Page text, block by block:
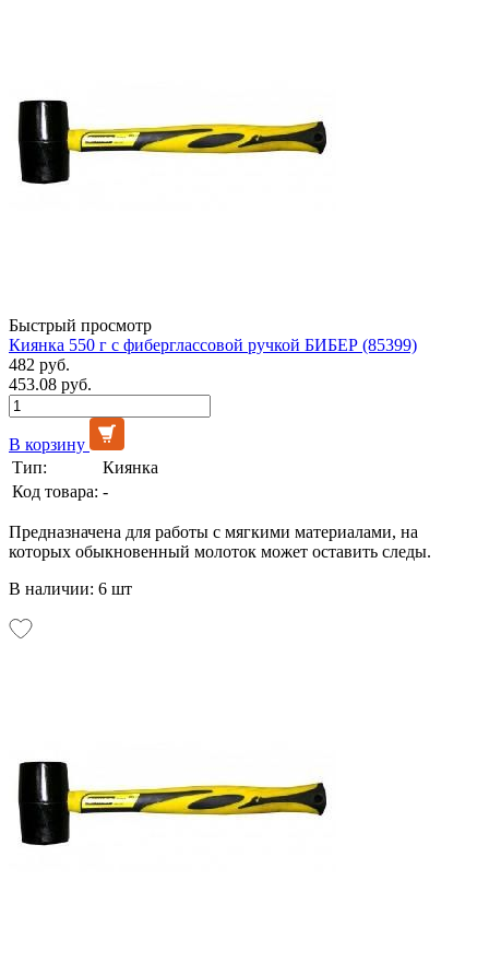
Быстрый просмотр
Киянка 550 г с фиберглассовой ручкой БИБЕР (85399)
482 руб.
453.08 руб.
В корзину
Тип:
Киянка
Код товара: -
Предназначена для работы с мягкими материалами, на
которых обыкновенный молоток может оставить следы.
В наличии: 6 шт